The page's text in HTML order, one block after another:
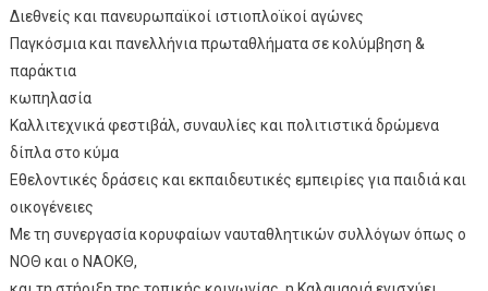
Διεθνείς και πανευρωπαϊκοί ιστιοπλοϊκοί αγώνες
Παγκόσμια και πανελλήνια πρωταθλήματα σε κολύμβηση &
παράκτια
κωπηλασία
Καλλιτεχνικά φεστιβάλ, συναυλίες και πολιτιστικά δρώμενα
δίπλα στο κύμα
Εθελοντικές δράσεις και εκπαιδευτικές εμπειρίες για παιδιά και
οικογένειες
Με τη συνεργασία κορυφαίων ναυταθλητικών συλλόγων όπως ο
ΝΟΘ και ο ΝΑΟΚΘ,